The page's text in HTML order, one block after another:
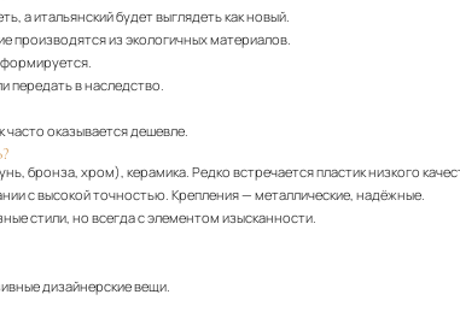
а итальянский будет выглядеть как новый.
производятся из экологичных материалов.
передать в наследство.
часто оказывается дешевле.
бронза, хром), керамика. Редко встречается пластик низкого
с высокой точностью. Крепления — металлические, надёжные.
стили, но всегда с элементом изысканности.
дизайнерские вещи.